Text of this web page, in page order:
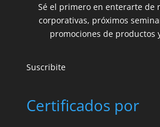
Sé el primero en enterarte de
corporativas, próximos
promociones de productos
Suscribite
Certificados por